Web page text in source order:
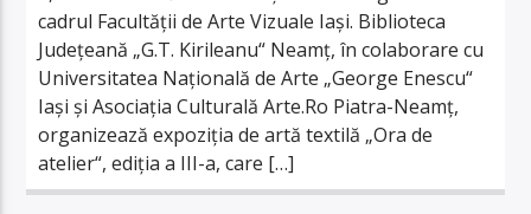
cadrul Facultății de Arte Vizuale Iași. Biblioteca
Județeană „G.T. Kirileanu“ Neamț, în colaborare cu
Universitatea Națională de Arte „George Enescu“
Iași și Asociația Culturală Arte.Ro Piatra-Neamț,
organizează expoziția de artă textilă „Ora de
atelier“, ediția a III-a, care […]